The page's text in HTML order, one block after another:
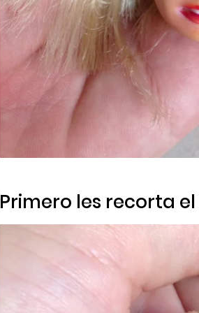
Primero les recorta